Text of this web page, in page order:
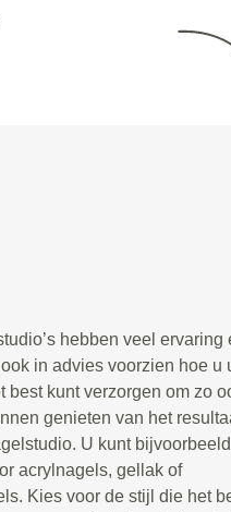
hebben veel ervaring
in advies voorzien hoe u
best kunt verzorgen om zo
genieten van het
U kunt bijvoorbeeld
acrylnagels, gellak of
Kies voor de stijl die het